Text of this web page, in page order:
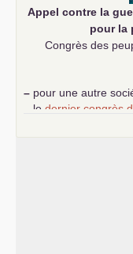
Appel contre la
pour la
Congrès des
– pour une autre
le dernier congrès